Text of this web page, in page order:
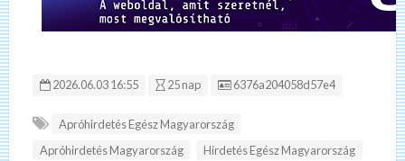
2026.06.03 16:55 25 nap Hirdetés ID:
6376a204058d57e4
Apróhirdetés Egész Magyarország
Apróhirdetés Magyarország
Hirdetés Egész Magyarország